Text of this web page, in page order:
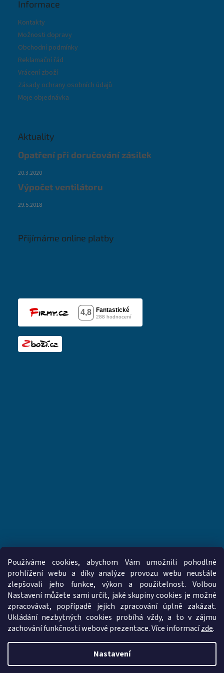
Používáme cookies, abychom Vám umožnili pohodlné
prohlížení webu a díky analýze provozu webu neustále
zlepšovali jeho funkce, výkon a použitelnost. Volbou
Nastavení můžete sami určit, jaké skupiny cookies je možné
zpracovávat, popřípadě jejich zpracování úplně zakázat.
Ukládání nezbytných cookies probíhá vždy, a to v zájmu
zachování funkčnosti webové prezentace. Více informacízde.
Nastavení
Informace
Kontakty
Možnosti dopravy
Obchodní podmínky
Reklamační řád
Vrácení zboží
Zásady ochrany osobních údajů
Moje objednávka
Aktuality
Opatření při doručování zásilek
20.3.2020
Výpočet ventilátoru
29.5.2018
Přijímáme online platby
www.vzduchotechnika-ventilatory.cz www.palmat.cz
Vytvořil Shoptet